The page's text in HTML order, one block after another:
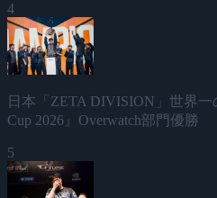
4
日本「ZETA DIVISION」世界一
Cup 2026』Overwatch部門優勝
5